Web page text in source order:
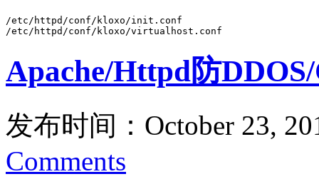
/etc/httpd/conf/kloxo/init.conf
/etc/httpd/conf/kloxo/virtualhost.conf
Apache/Httpd防
发布时间：October 23,
Comments